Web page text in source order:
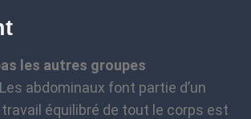
les autres groupes
Les abdominaux font partie d’un
équilibré de tout le corps est